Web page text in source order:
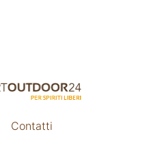
Contatti